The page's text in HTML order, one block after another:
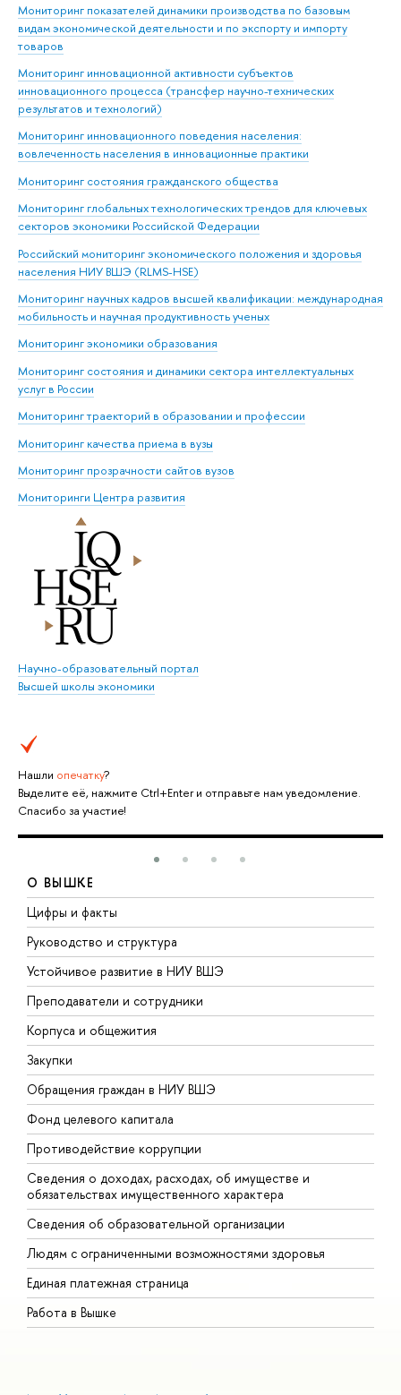
Мониторинг показателей динамики производства по базовым
видам экономической деятельности и по экспорту и импорту
товаров
Мониторинг инновационной активности субъектов
инновационного процесса (трансфер научно-технических
результатов и технологий)
Мониторинг инновационного поведения населения:
вовлеченность населения в инновационные практики
Мониторинг состояния гражданского общества
Мониторинг глобальных технологических трендов для ключевых
секторов экономики Российской Федерации
Российский мониторинг экономического положения и здоровья
населения НИУ ВШЭ (RLMS-HSE)
Мониторинг научных кадров высшей квалификации: международная
мобильность и научная продуктивность ученых
Мониторинг экономики образования
Мониторинг состояния и динамики сектора интеллектуальных
услуг в России
Мониторинг траекторий в образовании и профессии
Мониторинг качества приема в вузы
Мониторинг прозрачности сайтов вузов
Мониторинги Центра развития
Научно-образовательный портал
Высшей школы экономики
Нашли опечатку?
Выделите её, нажмите Ctrl+Enter и отправьте нам уведомление.
Спасибо за участие!
О ВЫШКЕ
Цифры и факты
Руководство и структура
Устойчивое развитие в НИУ ВШЭ
Преподаватели и сотрудники
Корпуса и общежития
Закупки
Обращения граждан в НИУ ВШЭ
Фонд целевого капитала
Противодействие коррупции
Сведения о доходах, расходах, об имуществе и
обязательствах имущественного характера
Сведения об образовательной организации
Людям с ограниченными возможностями здоровья
Единая платежная страница
Работа в Вышке